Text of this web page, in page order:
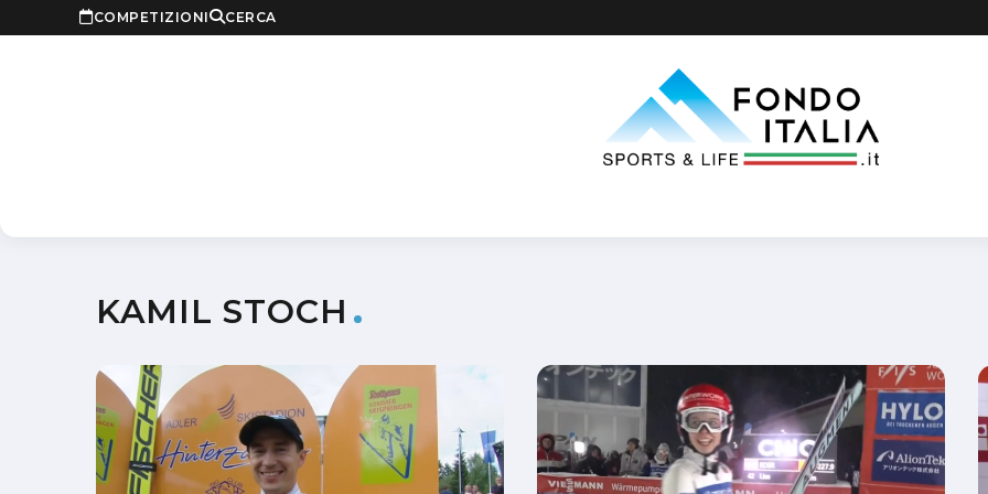
COMPETIZIONI CERCA
KAMIL STOCH